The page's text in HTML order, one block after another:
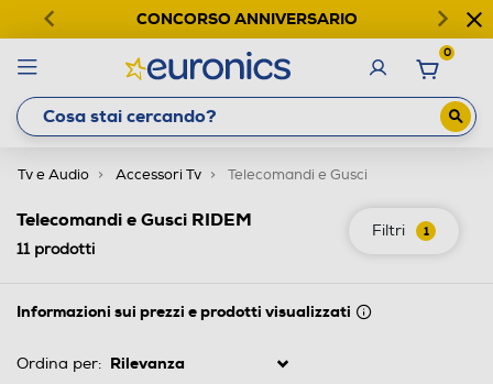
CONCORSO ANNIVERSARIO
0
Tv e Audio Accessori Tv Telecomandi e Gusci
Filtri 1
Telecomandi e Gusci RIDEM
11prodotti
Informazioni sui prezzi e prodotti visualizzati
Ordina per: